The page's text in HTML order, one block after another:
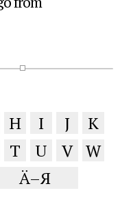
H I J
K
T U V W
Ä–Я